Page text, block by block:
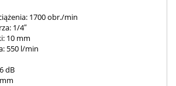
1700 obr./min
1/4″
10 mm
550 l/min
dB